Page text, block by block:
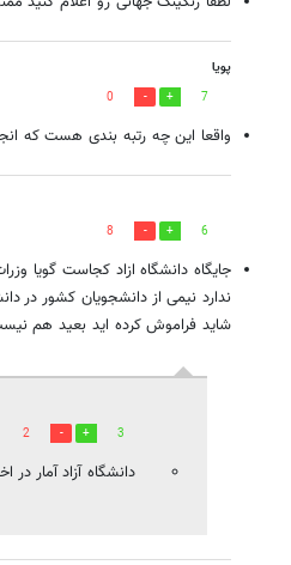
پویا
7
0
واقعا این چه رتبه بندی هست که
6
8
جایگاه دانشگاه ازاد کجاست گویا
ندارد نیمی از دانشجویان کشور در
شاید فراموش کرده اید بعید هم
3
2
دانشگاه آزاد آمار در